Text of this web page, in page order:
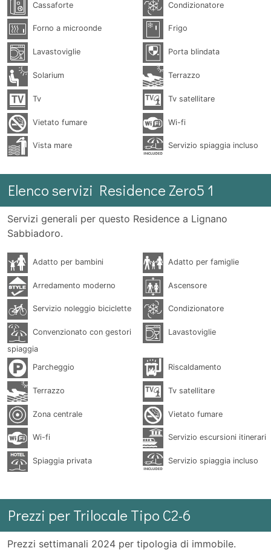
Cassaforte Condizionatore
Forno a microonde Frigo
Lavastoviglie Porta blindata
Solarium Terrazzo
Tv Tv satellitare
Vietato fumare Wi-fi
Vista mare Servizio spiaggia incluso
Elenco servizi Residence Zero5 1
Servizi generali per questo Residence a Lignano
Sabbiadoro.
Adatto per bambini Adatto per famiglie
Arredamento moderno Ascensore
Servizio noleggio biciclette Condizionatore
Convenzionato con gestori
spiaggia
Lavastoviglie
Parcheggio Riscaldamento
Terrazzo Tv satellitare
Zona centrale Vietato fumare
Wi-fi Servizio escursioni itinerari
Spiaggia privata Servizio spiaggia incluso
Prezzi per Trilocale Tipo C2-6
Prezzi settimanali 2024 per tipologia di immobile.